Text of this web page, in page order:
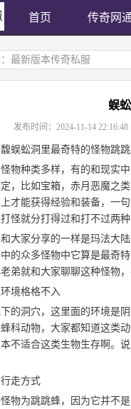
首页 传奇网
最新版本传奇私服
蜈
发布时间： 2024-11-14 22:16:48
蜈蚣洞里最奇特的怪物跳
物种类多样，有的和现实
，比如宝箱，赤月恶魔之
才能获得经验和装备，一
怪就分打得过和打不过两
大家分享的一样是玛法大
的众多怪物中它算是最奇
弟就和大家聊聊这种怪物，
境格格不入
的洞穴，这里面的环境是
科动物，大家都知道这类
不适合这类生物生存啊。
走方式
物为跳跳蜂，因为它并不